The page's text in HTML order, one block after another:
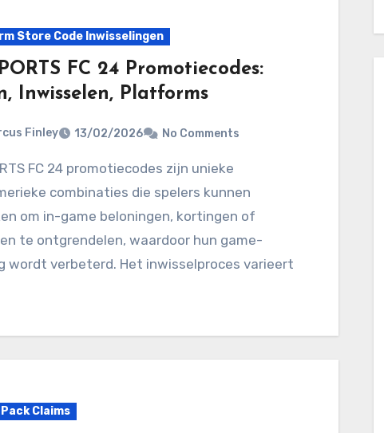
Store Code Inwisselingen
FC 24 Promotiecodes:
Inwisselen, Platforms
Finley 13/02/2026 No Comments
combinaties die spelers kunnen
om in-game beloningen, kortingen of
te ontgrendelen, waardoor hun game-
wordt verbeterd. Het inwisselproces varieert
Claims